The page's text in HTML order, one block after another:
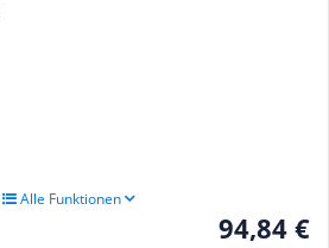
Alle Funktionen
94,84 €